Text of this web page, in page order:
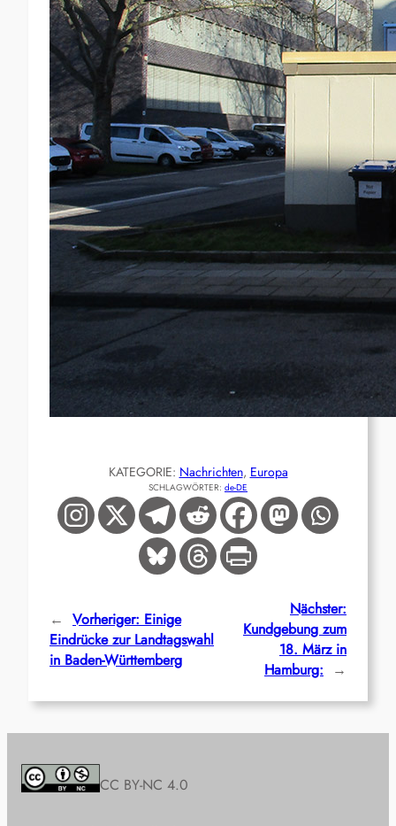
KATEGORIE: Nachrichten, Europa
SCHLAGWÖRTER: de-DE
← Vorheriger: Einige
Eindrücke zur Landtagswahl
in Baden-Württemberg
Nächster:
Kundgebung zum
18. März in
Hamburg:
→
CC BY-NC 4.0